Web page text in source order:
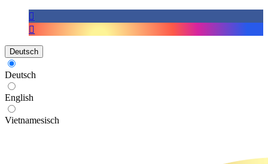
Deutsch
Deutsch
English
Vietnamesisch